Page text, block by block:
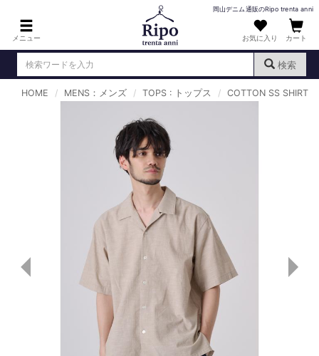
メニュー
岡山デニム通販のRipo trenta anni
お気に入り カート
検索
DENIM : デニム
TOPS : トップス
T-SHIRT : Tシャツ
KNIT : ニット
SHIRT : シャツ
OUTERS : アウター
HOME MENS：メンズ TOPS : トップス COTTON SS SHIRT